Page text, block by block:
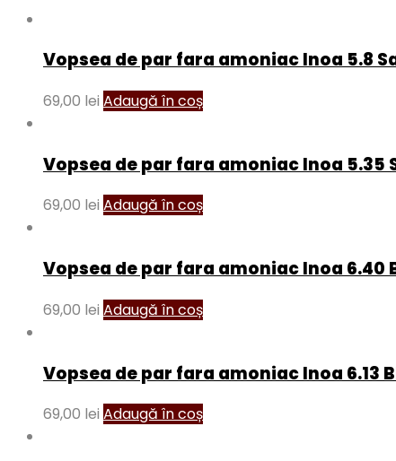
Vopsea de par fara amoniac Inoa 5.8
69,00 lei Adaugă în coș
Vopsea de par fara amoniac Inoa 5.35
69,00 lei Adaugă în coș
Vopsea de par fara amoniac Inoa 6.40
69,00 lei Adaugă în coș
Vopsea de par fara amoniac Inoa 6.13
69,00 lei Adaugă în coș